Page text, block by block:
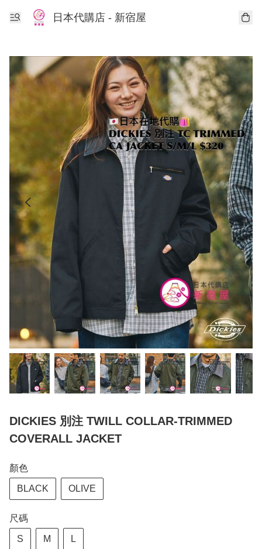
日本代購店 - 新宿屋
DICKIES 別注 TWILL COLLAR-TRIMMED
COVERALL JACKET
顏色
BLACK OLIVE
尺碼
S M L